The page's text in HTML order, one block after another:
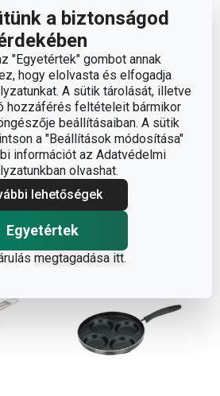
a biztonságod
"Egyetértek" gombot annak
hogy elolvasta és elfogadja
A sütik tárolását, illetve
hozzáférés feltételeit bármikor
beállításaiban. A sütik
a "Beállítások módosítása"
információt az Adatvédelmi
olvashat.
lehetőségek
Egyetértek
megtagadása itt.
Ingyen szállítás
Smart CLICK
Tükörtojássütő serpenyő
4 fészkes ø 24 cm
31 500 Ft
Elérhető a webáruházban
9 márkaboltban elérhető
Kosárba